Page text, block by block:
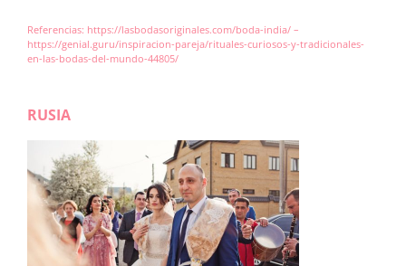
Referencias: https://lasbodasoriginales.com/boda-india/ –
https://genial.guru/inspiracion-pareja/rituales-curiosos-y-tradicionales-
en-las-bodas-del-mundo-44805/
RUSIA